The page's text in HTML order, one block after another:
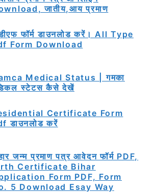
जातीय,आय प्रमाण
फॉर्म डाउनलोड करें। All Type
Form Download
Medical Status | गमका
स्टेटस कैसे देखें
Certificate Form
डाउनलोड करें
जन्म प्रमाण पत्र आवेदन फॉर्म PDF,
Certificate Bihar
Form PDF, Form
5 Download Esay Way